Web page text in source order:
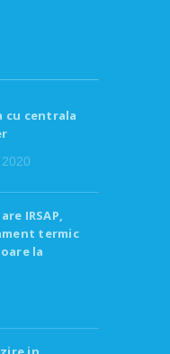
cu centrala
IRSAP,
termic
la